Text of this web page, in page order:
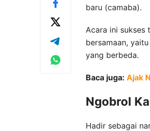
baru (camaba).
Acara ini sukses
bersamaan,
yang berbeda.
Baca juga: Ajak
Ngobrol
Hadir sebagai